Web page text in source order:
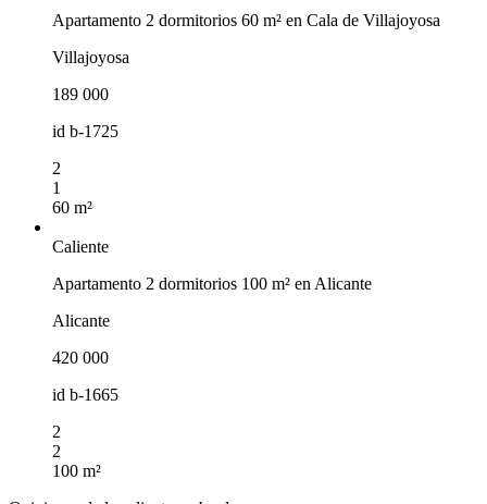
Apartamento 2 dormitorios 60 m² en Cala de Villajoyosa
Villajoyosa
189 000
id b-1725
2
1
60 m²
Caliente
Apartamento 2 dormitorios 100 m² en Alicante
Alicante
420 000
id b-1665
2
2
100 m²